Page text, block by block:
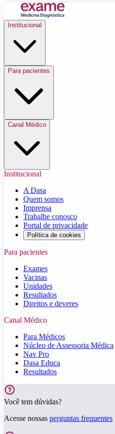
Institucional
Para pacientes
Canal Médico
Institucional
A Dasa
Quem somos
Imprensa
Trabalhe conosco
Portal de privacidade
Política de cookies
Para pacientes
Exames
Vacinas
Unidades
Resultados
Direitos e deveres
Canal Médico
Para Médicos
Núcleo de Assessoria Médica
Nav Pro
Dasa Educa
Resultados
Você tem dúvidas?
Acesse nossas perguntas frequentes